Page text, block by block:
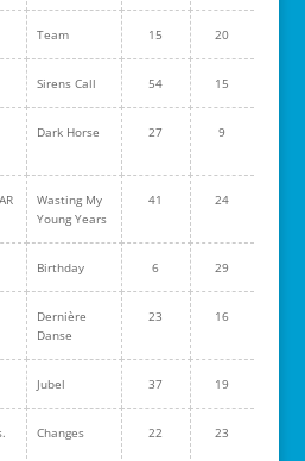
Team 15 20
Sirens Call 54 15
Dark Horse 27 9
Wasting My
Young Years
41 24
Birthday 6 29
Dernière
Danse
23 16
Jubel 37 19
Changes 22 23